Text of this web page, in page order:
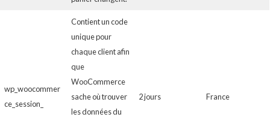
wp_woocommer
ce_session_
Contient un code
unique pour
chaque client afin
que
WooCommerce
sache où trouver
les données du
2 jours France